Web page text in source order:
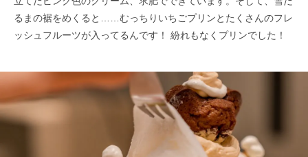
るまの裾をめくると……むっちりいちごプリンとたくさんのフレ
ッシュフルーツが入ってるんです！ 紛れもなくプリンでした！